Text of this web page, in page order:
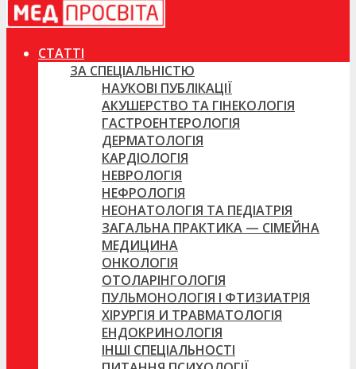
СТАТТІ
ЗА СПЕЦІАЛЬНІСТЮ
НАУКОВІ ПУБЛІКАЦІЇ
АКУШЕРСТВО ТА ГІНЕКОЛОГІЯ
ГАСТРОЕНТЕРОЛОГІЯ
ДЕРМАТОЛОГІЯ
КАРДІОЛОГІЯ
НЕВРОЛОГІЯ
НЕФРОЛОГІЯ
НЕОНАТОЛОГІЯ ТА ПЕДІАТРІЯ
ЗАГАЛЬНА ПРАКТИКА — СІМЕЙНА
МЕДИЦИНА
ОНКОЛОГІЯ
ОТОЛАРІНГОЛОГІЯ
ПУЛЬМОНОЛОГІЯ І ФТИЗИАТРІЯ
ХІРУРГІЯ И ТРАВМАТОЛОГІЯ
ЕНДОКРИНОЛОГІЯ
ІНШІ СПЕЦІАЛЬНОСТІ